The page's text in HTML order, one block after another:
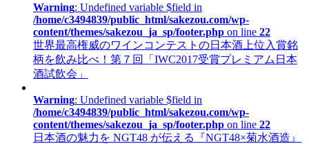
Warning: Undefined variable $field in
/home/c3494839/public_html/sakezou.com/wp-
content/themes/sakezou_ja_sp/footer.php on line 22
世界最高権威のワインコンテストの日本酒上位入賞銘
柄を飲み比べ！第７回「IWC2017受賞プレミアム日本
酒試飲会」
Warning: Undefined variable $field in
/home/c3494839/public_html/sakezou.com/wp-
content/themes/sakezou_ja_sp/footer.php on line 22
日本酒の魅力を NGT48 が伝える『NGT48×菊水酒造』